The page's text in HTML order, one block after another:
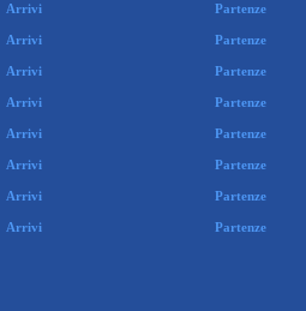
Arrivi Partenze
Arrivi Partenze
Arrivi Partenze
Arrivi Partenze
Arrivi Partenze
Arrivi Partenze
Arrivi Partenze
Arrivi Partenze